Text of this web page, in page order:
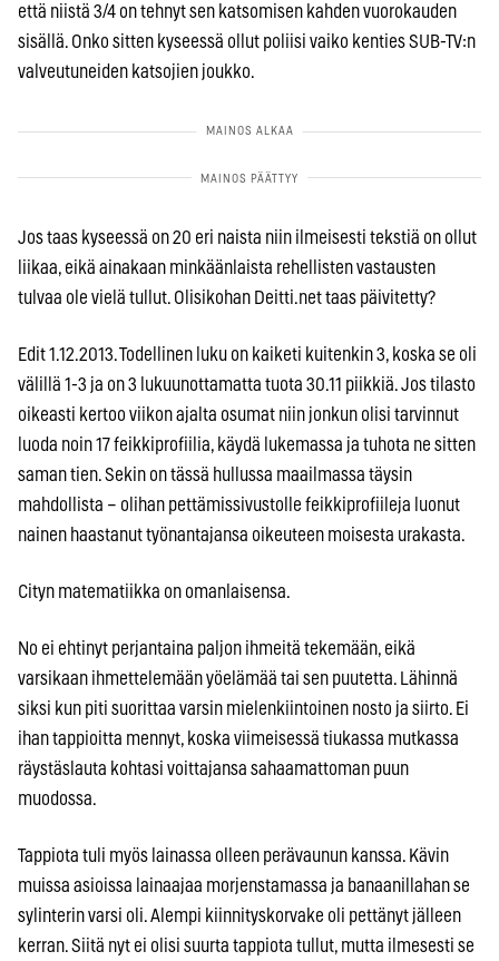
että niistä 3/4 on tehnyt sen katsomisen kahden vuorokauden
sisällä. Onko sitten kyseessä ollut poliisi vaiko kenties SUB-TV:n
valveutuneiden katsojien joukko.
Jos taas kyseessä on 20 eri naista niin ilmeisesti tekstiä on ollut
liikaa, eikä ainakaan minkäänlaista rehellisten vastausten
tulvaa ole vielä tullut. Olisikohan Deitti.net taas päivitetty?
Edit 1.12.2013. Todellinen luku on kaiketi kuitenkin 3, koska se oli
välillä 1-3 ja on 3 lukuunottamatta tuota 30.11 piikkiä. Jos tilasto
oikeasti kertoo viikon ajalta osumat niin jonkun olisi tarvinnut
luoda noin 17 feikkiprofiilia, käydä lukemassa ja tuhota ne sitten
saman tien. Sekin on tässä hullussa maailmassa täysin
mahdollista – olihan pettämissivustolle feikkiprofiileja luonut
nainen haastanut työnantajansa oikeuteen moisesta urakasta.
Cityn matematiikka on omanlaisensa.
No ei ehtinyt perjantaina paljon ihmeitä tekemään, eikä
varsikaan ihmettelemään yöelämää tai sen puutetta. Lähinnä
siksi kun piti suorittaa varsin mielenkiintoinen nosto ja siirto. Ei
ihan tappioitta mennyt, koska viimeisessä tiukassa mutkassa
räystäslauta kohtasi voittajansa sahaamattoman puun
muodossa.
Tappiota tuli myös lainassa olleen perävaunun kanssa. Kävin
muissa asioissa lainaajaa morjenstamassa ja banaanillahan se
sylinterin varsi oli. Alempi kiinnityskorvake oli pettänyt jälleen
kerran. Siitä nyt ei olisi suurta tappiota tullut, mutta ilmesesti se